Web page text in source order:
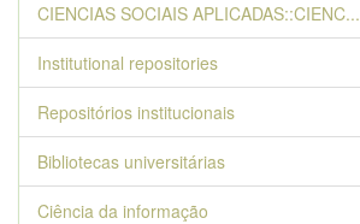
CIENCIAS SOCIAIS APLICADAS::CIENC...
Institutional repositories
Repositórios institucionais
Bibliotecas universitárias
Ciência da informação